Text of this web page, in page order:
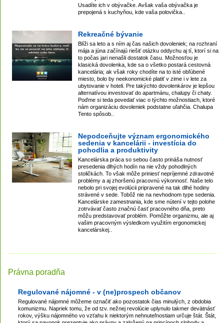
Usadíte ich v obývačke. Avšak vaša obývačka je
prepojená s kuchyňou, kde vaša polovička..
Rekreačné bývanie
Blíži sa leto a s ním aj čas našich dovoleniek; na rozhraní
mája a júna začínajú riešiť otázku oddychu aj tí, ktorí si na
to počas jari nenašli dostatok času. Možnosťou je
klasická dovolenka, kde sa o všetko postará cestovná
kancelária; ak však roky chodíte na to isté obľúbené
miesto, bolo by neekonomické platiť v zime i v lete za
ubytovanie v hoteli. Pre takýchto dovolenkárov je lepšou
alternatívou investovať do apartmánu, chalupy či chaty.
Poďme si teda povedať viac o týchto možnostiach, ktoré
nám organizáciu dovoleniek podstatne uľahčia. Chalupa
Tento spôsob..
Nepodceňujte význam ergonomického
sedenia v kancelárii - investícia do
pohodlia a produktivity
Kancelárska práca so sebou často prináša nutnosť
presedenia dlhých hodín na nie vždy pohodlných
stoličkách. To však môže priniesť nepríjemné zdravotné
problémy a aj zhoršenú pracovnú výkonnosť. Naše telo
nebolo pri svojej evolúcii pripravené na tak dlhé hodiny
strávené v sede. Tobôž nie na nevhodnom type sedenia.
Kancelárske zamestnania, kde sme nútení v tejto polohe
zotrvávať často značnú časť pracovného dňa, preto
môžu predstavovať problém. Pomôžte organizmu, ale aj
vašim pracovným výsledkom využitím ergonomickej
kancelárskej..
Právna poradňa
Regulované nájomné - v (ne)prospech občanov
Regulované nájomné môžeme označiť ako pozostatok čias minulých, z obdobia
komunizmu. Napriek tomu, že od tzv. nežnej revolúcie uplynulo takmer devätnásť
rokov, výšku nájomného vo vzťahu k niektorým nehnuteľnostiam určuje štát. Štát,